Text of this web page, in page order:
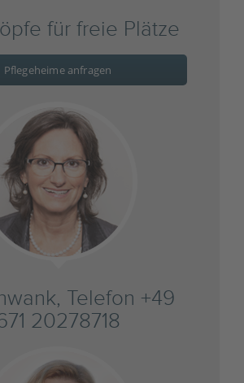
für freie Plätze
Pflegeheime anfragen
Telefon +49
20278718